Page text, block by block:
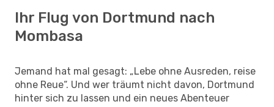
Ihr Flug von Dortmund nach
Mombasa
Jemand hat mal gesagt: „Lebe ohne Ausreden, reise
ohne Reue“. Und wer träumt nicht davon, Dortmund
hinter sich zu lassen und ein neues Abenteuer